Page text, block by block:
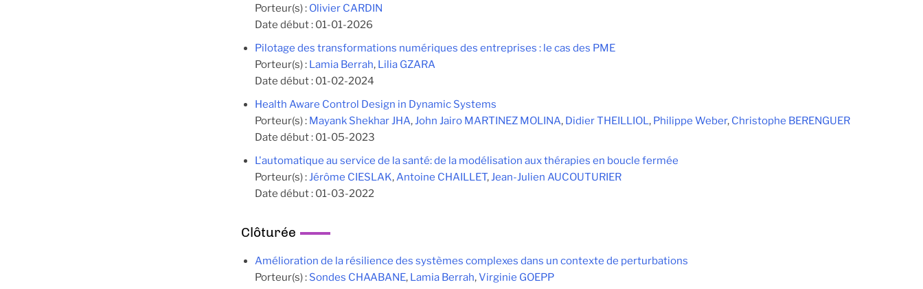
Porteur(s) : Olivier CARDIN
Date début : 01-01-2026
Pilotage des transformations numériques des entreprises : le cas des PME
Porteur(s) : Lamia Berrah, Lilia GZARA
Date début : 01-02-2024
Health Aware Control Design in Dynamic Systems
Porteur(s) : Mayank Shekhar JHA,John Jairo MARTINEZ MOLINA, Didier THEILLIOL, Philippe Weber, Christophe BERENGUER
Date début : 01-05-2023
L'automatique au service de la santé: de la modélisation aux thérapies en boucle fermée
Porteur(s) :Jérôme CIESLAK,Antoine CHAILLET,Jean-Julien AUCOUTURIER
Date début : 01-03-2022
Clôturée
Amélioration de la résilience des systèmes complexes dans un contexte de perturbations
Porteur(s) : Sondes CHAABANE, Lamia Berrah,Virginie GOEPP